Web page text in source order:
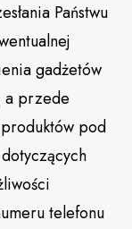
Państwu
gadżetów
a przede
pod
telefonu